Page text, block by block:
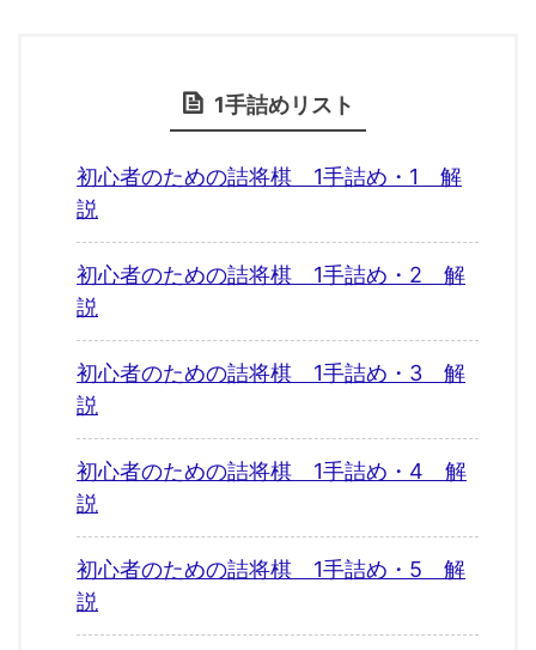
1手詰めリスト
初心者のための詰将棋 1手詰め・1 解
説
初心者のための詰将棋 1手詰め・2 解
説
初心者のための詰将棋 1手詰め・3 解
説
初心者のための詰将棋 1手詰め・4 解
説
初心者のための詰将棋 1手詰め・5 解
説